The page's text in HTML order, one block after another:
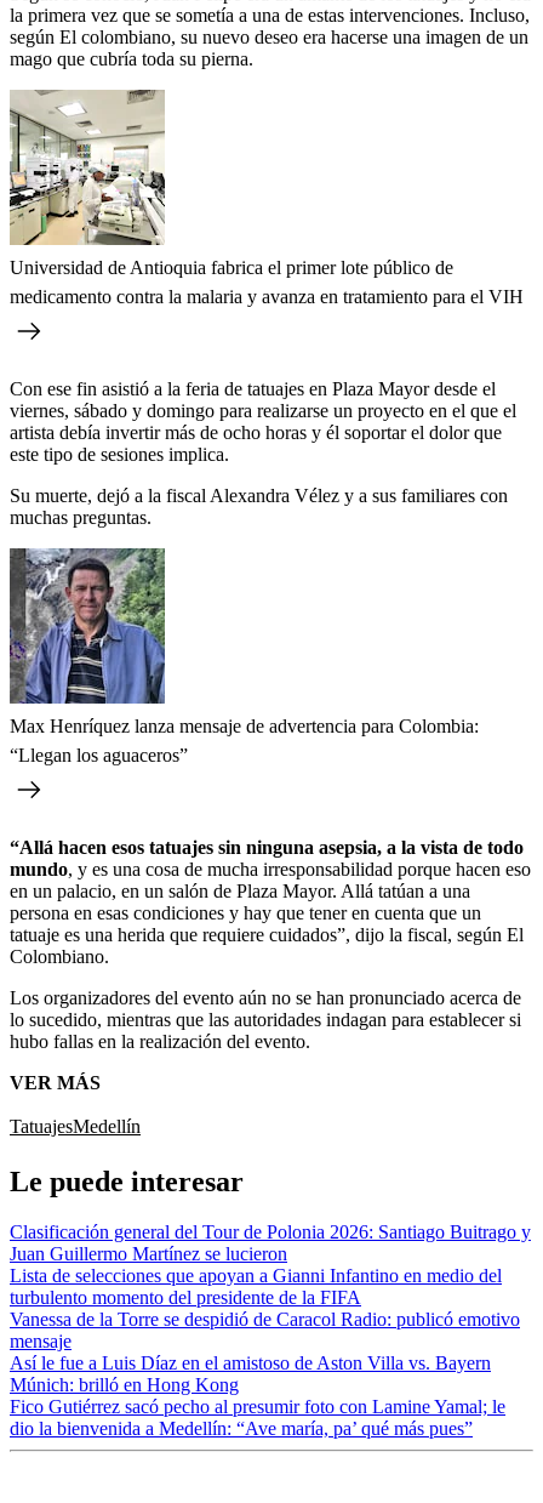
la primera vez que se sometía a una de estas intervenciones. Incluso,
según El colombiano, su nuevo deseo era hacerse una imagen de un
mago que cubría toda su pierna.
Universidad de Antioquia fabrica el primer lote público de
medicamento contra la malaria y avanza en tratamiento para el VIH
Con ese fin asistió a la feria de tatuajes en Plaza Mayor desde el
viernes, sábado y domingo para realizarse un proyecto en el que el
artista debía invertir más de ocho horas y él soportar el dolor que
este tipo de sesiones implica.
Su muerte, dejó a la fiscal Alexandra Vélez y a sus familiares con
muchas preguntas.
Max Henríquez lanza mensaje de advertencia para Colombia:
“Llegan los aguaceros”
“Allá hacen esos tatuajes sin ninguna asepsia, a la vista de todo
mundo, y es una cosa de mucha irresponsabilidad porque hacen eso
en un palacio, en un salón de Plaza Mayor. Allá tatúan a una
persona en esas condiciones y hay que tener en cuenta que un
tatuaje es una herida que requiere cuidados”, dijo la fiscal, según El
Colombiano.
Los organizadores del evento aún no se han pronunciado acerca de
lo sucedido, mientras que las autoridades indagan para establecer si
hubo fallas en la realización del evento.
VER MÁS
TatuajesMedellín
Le puede interesar
Clasificación general del Tour de Polonia 2026: Santiago Buitrago y
Juan Guillermo Martínez se lucieron
Lista de selecciones que apoyan a Gianni Infantino en medio del
turbulento momento del presidente de la FIFA
Vanessa de la Torre se despidió de Caracol Radio: publicó emotivo
mensaje
Así le fue a Luis Díaz en el amistoso de Aston Villa vs. Bayern
Múnich: brilló en Hong Kong
Fico Gutiérrez sacó pecho al presumir foto con Lamine Yamal; le
dio la bienvenida a Medellín: “Ave maría, pa’ qué más pues”